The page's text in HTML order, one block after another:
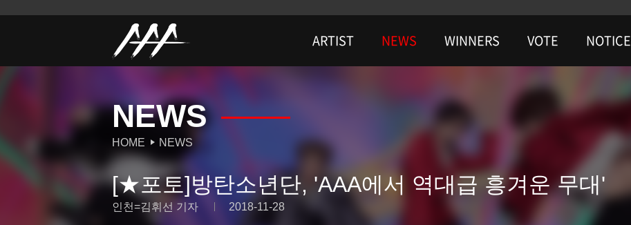
ARTIST NEWS WINNERS VOTE NOTICE
NEWS
HOME NEWS
[★포토]방탄소년단, 'AAA에서 역대급 흥겨운 무대'
인천=김휘선 기자 2018-11-28